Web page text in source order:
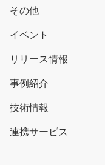
その他
イベント
リリース情報
事例紹介
技術情報
連携サービス